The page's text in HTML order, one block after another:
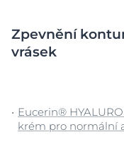
Zpevnění
vrásek
Eucerin®
krém pro normální